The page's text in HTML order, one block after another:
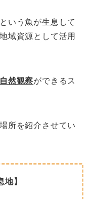
いう魚が生息して
域資源として活用
然観察ができるス
所を紹介させてい
地】